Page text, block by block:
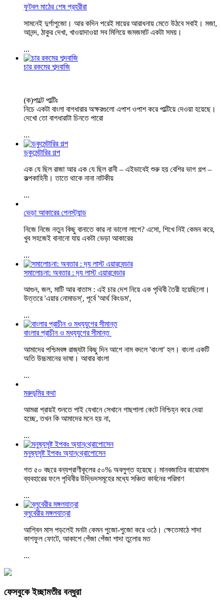
ফুটবল মাঠের শেষ প্রহরীরা
সামনেই দুর্গাপুজো। আর কদিন পরেই মায়ের আরাধনায় মেতে উঠবে সবাই। মজা,
আনন্দ, ঠাকুর দেখা, খাওয়াদাওয়া সব মিলিয়ে জমজমাট একটা সময়।
...
চার রকমের শব্দবাজি
(ক)পাল্টে পাল্টিঃ
নিচে একটা বাংলা বাগধারার অক্ষরগুলো এপাশ ওপাশ করে পাল্টিয়ে দেওয়া হয়েছে।
দেখো তো বাগধারাটা চিনতে পারো
...
ডকুমেন্টারির গল্প
এক যে ছিল রাজা আর এক যে ছিল রানী – এইভাবেই শুরু হয় বেশির ভাগ গল্প –
কল্পকাহিনী। তাতে থাকে নানা নাটকীয়
...
ভেড়া আকারের পেনস্ট্যান্ড
নিজে নিজে নতুন কিছু বানাতে কার না ভালো লাগে? এসো, শিখে নিই কেমন করে,
খুব সহজেই বানানো যায় একটা ভেড়া আকারের
...
সমালোচনা: অবতার : দ‍্য লাস্ট এয়ারবেন্ডার
আগুন, জল, মাটি আর বাতাস : এই চার দেশ নিয়ে এক পৃথিবী তৈরী হয়েছিলো।
উত্তরে 'এয়ার নোমাডস্', পূর্বে 'আর্থ কিংডম',
...
বাংলার প্রাচীন ও মধ্যযুগের সীমান্ত
আমাদের পশ্চিমবঙ্গ রাজ্যটা কিছু দিন আগে নাম বদলে 'বাংলা' হল। বাংলা একটি
অতি উচ্চমানের ভাষা। আবার বাংলা
...
মরুভূমির কথা
আমরা প্রায়ই শুনতে পাই যেখানে সেখানে গাছপালা কেটে নিশ্চিহ্ন করে দেয়া
হচ্ছে, তখন কি আমাদের মনে হয় না,
...
মনুষ্যসৃষ্ট ইপকঃ অ্যান্‌থ্রোপোসেন
গত ৫০ বছরে বন্যপ্রাণীকূলের ৫০% অবলুপ্ত হয়েছে। মানবজাতির বায়োমাস
ব্যবহারের ফলে পৃথিবীর উদ্ভিদসমূহের মধ্যে সঞ্চিত কার্বনের পরিমাণ
...
ব্লুবেরীর মঙ্গলযাত্রা
আশ্বিন মাস পড়লেই মনটা কেমন পুজো-পুজো করে ওঠে। ক্ষেতেমাঠে শাদা
কাশফুল ফোটে, আকাশে পেঁজা পেঁজা শাদা তুলোর মত
...
ফেসবুকে ইচ্ছামতীর বন্ধুরা